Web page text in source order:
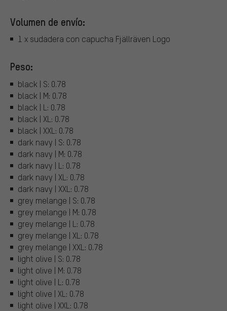
Volumen de envío:
1 x sudadera con capucha Fjällräven Logo
Peso:
black | S: 0.78
black | M: 0.78
black | L: 0.78
black | XL: 0.78
black | XXL: 0.78
dark navy | S: 0.78
dark navy | M: 0.78
dark navy | L: 0.78
dark navy | XL: 0.78
dark navy | XXL: 0.78
grey melange | S: 0.78
grey melange | M: 0.78
grey melange | L: 0.78
grey melange | XL: 0.78
grey melange | XXL: 0.78
light olive | S: 0.78
light olive | M: 0.78
light olive | L: 0.78
light olive | XL: 0.78
light olive | XXL: 0.78